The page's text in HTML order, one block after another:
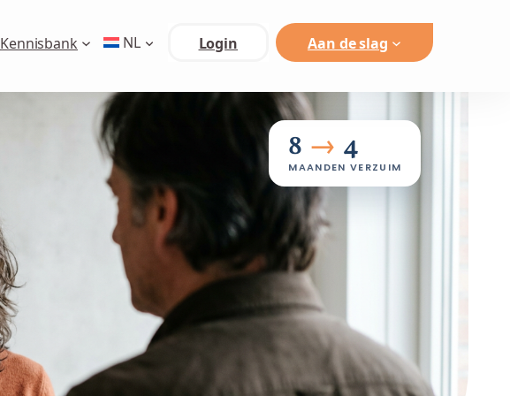
Kennisbank NL Login Aan de slag
8 → 4
MAANDEN VERZUIM